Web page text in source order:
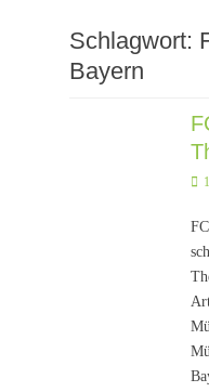
Schlagwort:
Bayern